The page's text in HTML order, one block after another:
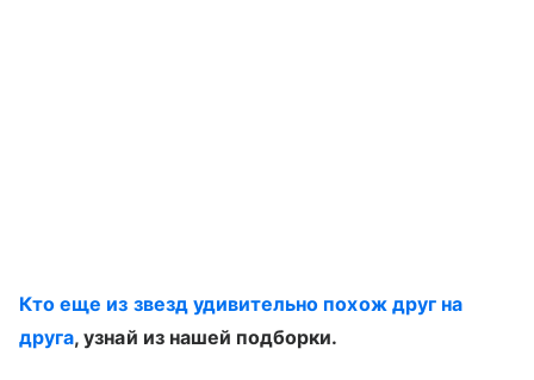
Кто еще из звезд удивительно похож друг на
друга, узнай из нашей подборки.